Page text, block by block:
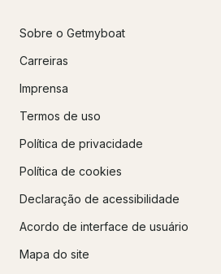
Sobre o Getmyboat
Carreiras
Imprensa
Termos de uso
Política de privacidade
Política de cookies
Declaração de acessibilidade
Acordo de interface de usuário
Mapa do site